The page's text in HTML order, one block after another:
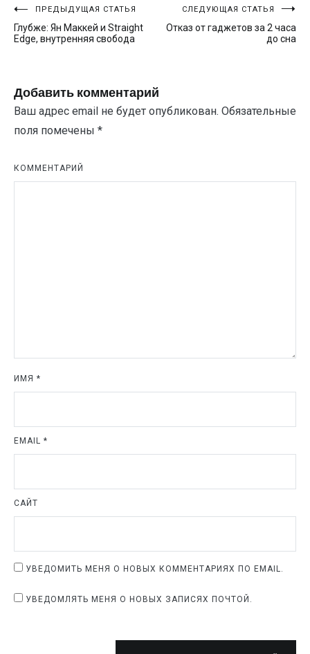
Навигация
по
ПРЕДЫДУЩАЯ СТАТЬЯ
Глубже: Ян Маккей и Straight
Edge, внутренняя свобода
СЛЕДУЮЩАЯ СТАТЬЯ
Отказ от гаджетов за 2 часа
до сна
Добавить комментарий
Ваш адрес email не будет опубликован. Обязательные
поля помечены *
КОММЕНТАРИЙ
ИМЯ *
EMAIL *
САЙТ
УВЕДОМИТЬ МЕНЯ О НОВЫХ КОММЕНТАРИЯХ ПО EMAIL.
УВЕДОМЛЯТЬ МЕНЯ О НОВЫХ ЗАПИСЯХ ПОЧТОЙ.